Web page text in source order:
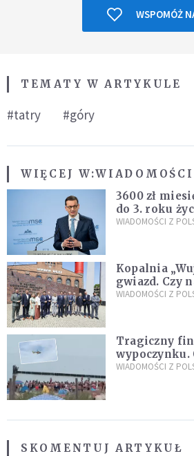
WSPOMÓŻ
TEMATY W ARTYKULE
#tatry #góry
WIĘCEJ W:
3600 zł
do 3. roku
propozycji
WIADOMOŚCI Z
Kopalnia
gwiazd. Czy
„Dolina
WIADOMOŚCI Z
Tragiczny
wypoczynku.
zarzuty
WIADOMOŚCI Z
SKOMENTUJ ARTYKUŁ